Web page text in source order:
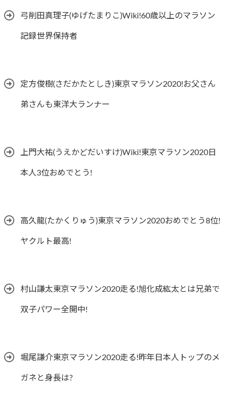
弓削田真理子(ゆげたまりこ)Wiki!60歳以上のマラソン
記録世界保持者
定方俊樹(さだかたとしき)東京マラソン2020!お父さん
弟さんも東洋大ランナー
上門大祐(うえかどだいすけ)Wiki!東京マラソン2020日
本人3位おめでとう!
高久龍(たかくりゅう)東京マラソン2020おめでとう8位!
ヤクルト最高!
村山謙太東京マラソン2020走る!旭化成紘太とは兄弟で
双子パワー全開中!
堀尾謙介東京マラソン2020走る!昨年日本人トップのメ
ガネと身長は?